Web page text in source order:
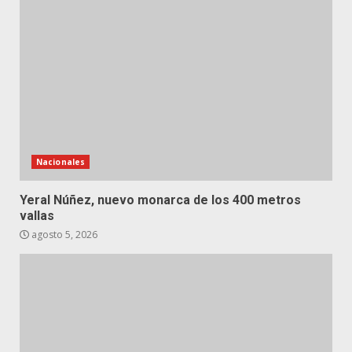
Nacionales
Yeral Núñez, nuevo monarca de los 400 metros
vallas
agosto 5, 2026